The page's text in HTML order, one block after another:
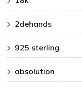
2dehands
925 sterling
absolution